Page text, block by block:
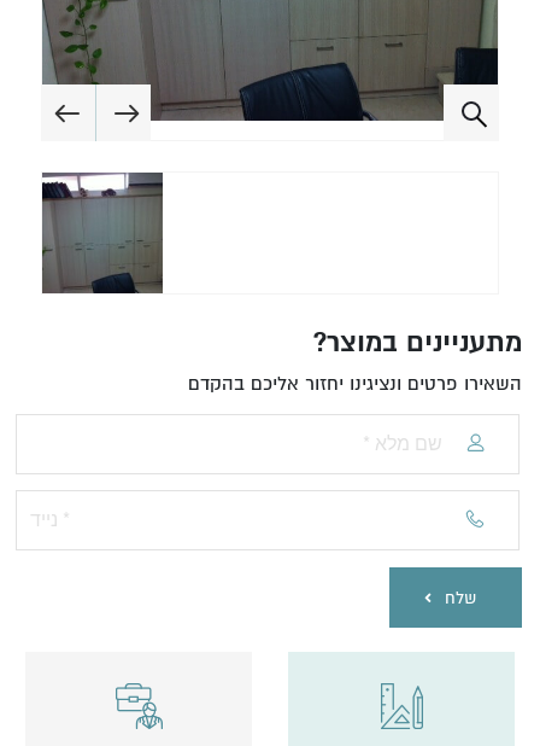
מתעניינים במוצר?
השאירו פרטים ונציגינו יחזור אליכם בהקדם
שלח